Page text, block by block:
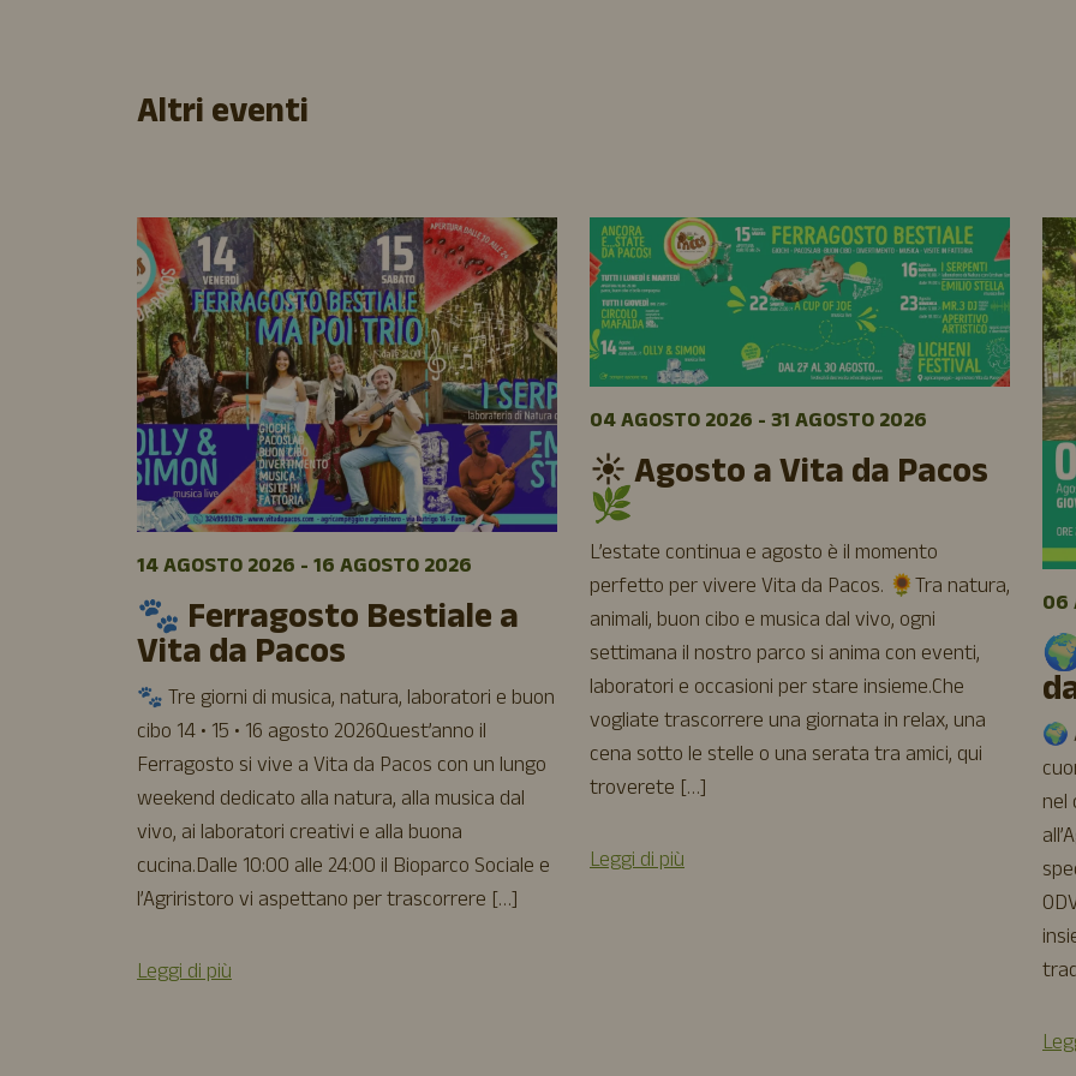
Altri eventi
14 AGOSTO 2026 - 16 AGOSTO 2026
🐾 Ferragosto Bestiale a
Vita da Pacos
🐾 Tre giorni di musica, natura, laboratori e buon
cibo 14 • 15 • 16 agosto 2026Quest’anno il
Ferragosto si vive a Vita da Pacos con un lungo
weekend dedicato alla natura, alla musica dal
vivo, ai laboratori creativi e alla buona
cucina.Dalle 10:00 alle 24:00 il Bioparco Sociale e
l’Agriristoro vi aspettano per trascorrere […]
Leggi di più
04 AGOSTO 2026 - 31 AGOSTO 2026
☀️ Agosto a Vita da Pacos
🌿
L’estate continua e agosto è il momento
perfetto per vivere Vita da Pacos. 🌻Tra natura,
animali, buon cibo e musica dal vivo, ogni
settimana il nostro parco si anima con eventi,
laboratori e occasioni per stare insieme.Che
vogliate trascorrere una giornata in relax, una
cena sotto le stelle o una serata tra amici, qui
troverete […]
Leggi di più
06
🌍